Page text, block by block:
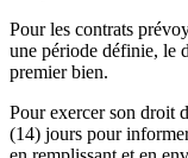
Pour les contrats
une période définie, le
premier bien.
Pour exercer son droit
(14) jours pour